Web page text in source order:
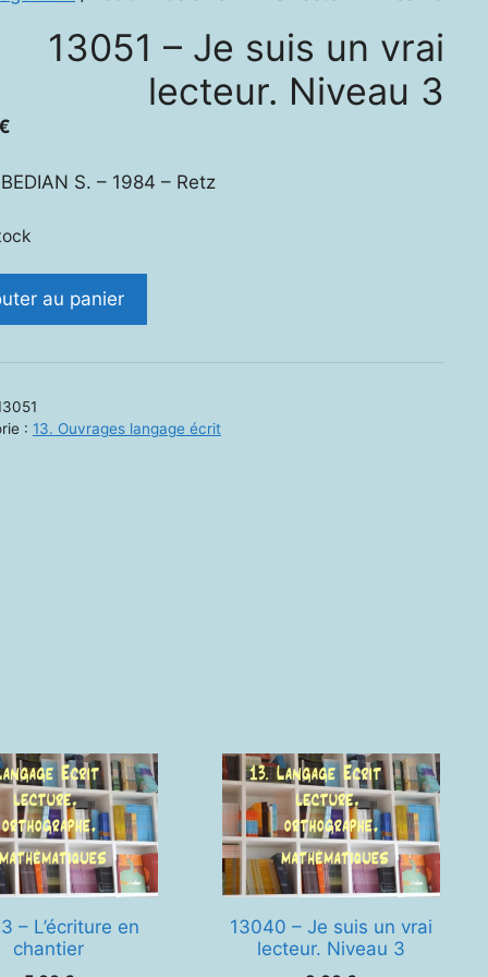
13051 – Je suis un vrai
lecteur. Niveau 3
S. – 1984 – Retz
au panier
: 13. Ouvrages langage écrit
– L’écriture en
chantier
13040 – Je suis un vrai
lecteur. Niveau 3